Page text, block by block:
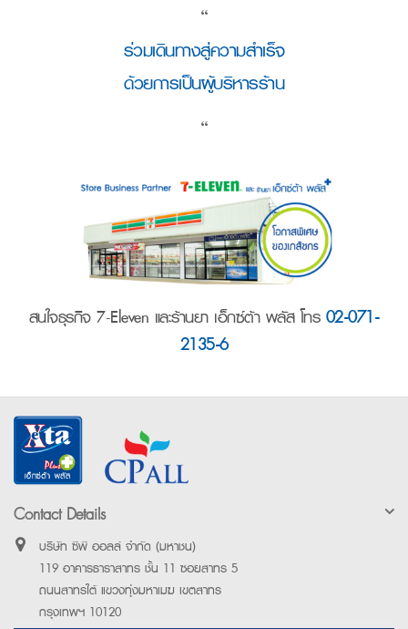
“
ร่วมเดินทางสู่ความสำเร็จ
ด้วยการเป็นผู้บริหารร้าน
“
สนใจธุรกิจ 7-Eleven และร้านยา เอ็กซ์ต้า พลัส โทร02-071-
2135-6
Contact Details
บริษัท ซีพี ออลล์ จำกัด (มหาชน)
119 อาคารธาราสาทร ชั้น 11 ซอยสาทร 5
ถนนสาทรใต้ แขวงทุ่งมหาเมฆ เขตสาทร
กรุงเทพฯ 10120